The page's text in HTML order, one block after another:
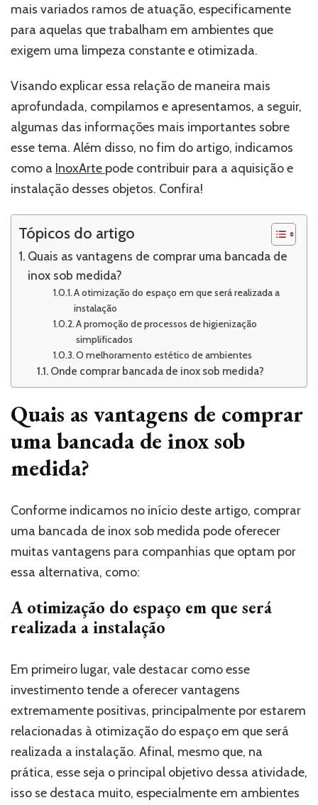
vantagens
para
empresas
mais variados ramos de atuação, especificamente
para aquelas que trabalham em ambientes que
exigem uma limpeza constante e otimizada.
Visando explicar essa relação de maneira mais
aprofundada, compilamos e apresentamos, a seguir,
algumas das informações mais importantes sobre
esse tema. Além disso, no fim do artigo, indicamos
como a InoxArte pode contribuir para a aquisição e
instalação desses objetos. Confira!
Tópicos do artigo
Quais as vantagens de comprar uma bancada de
inox sob medida?
A otimização do espaço em que será realizada a
instalação
A promoção de processos de higienização
simplificados
O melhoramento estético de ambientes
Onde comprar bancada de inox sob medida?
Quais as vantagens de comprar
uma bancada de inox sob
medida?
Conforme indicamos no início deste artigo, comprar
uma bancada de inox sob medida pode oferecer
muitas vantagens para companhias que optam por
essa alternativa, como:
A otimização do espaço em que será
realizada a instalação
Em primeiro lugar, vale destacar como esse
investimento tende a oferecer vantagens
extremamente positivas, principalmente por estarem
relacionadas à otimização do espaço em que será
realizada a instalação. Afinal, mesmo que, na
prática, esse seja o principal objetivo dessa atividade,
isso se destaca muito, especialmente em ambientes